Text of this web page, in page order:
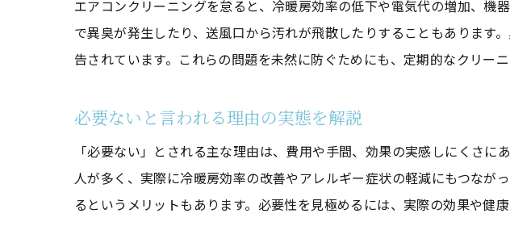
エアコンクリー
メリット・デメ
エアコンクリー
実際の空気環境
エアコンクリーニングを怠ると、冷暖房効率の低下や電気代の増加、
で異臭が発生したり、送風口から汚れが飛散したりすることもあります
告されています。これらの問題を未然に防ぐためにも、定期的なクリーニ
必要ないと言われる理由の実態を解説
「必要ない」とされる主な理由は、費用や手間、効果の実感しにくさ
人が多く、実際に冷暖房効率の改善やアレルギー症状の軽減にもつなが
るというメリットもあります。必要性を見極めるには、実際の効果や健